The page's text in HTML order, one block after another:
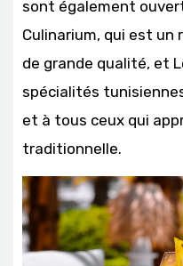
sont également
Culinarium, qui est
de grande qualité, et
spécialités
et à tous ceux qui
traditionnelle.